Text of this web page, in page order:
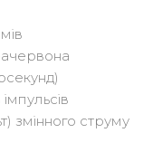
змінного струму